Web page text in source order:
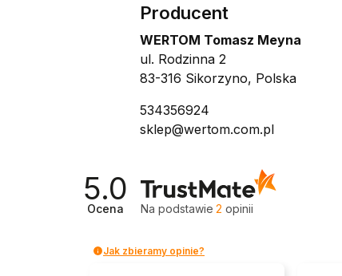
Producent
WERTOM Tomasz Meyna
ul. Rodzinna 2
83-316 Sikorzyno, Polska
534356924
sklep@wertom.com.pl
5.0
Ocena Na podstawie 2 opinii
Jak zbieramy opinie?